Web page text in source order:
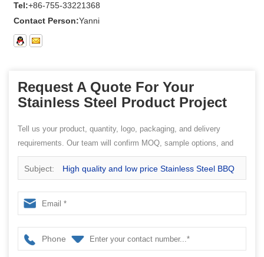
Tel:+86-755-33221368
Contact Person:Yanni
Request A Quote For Your
Stainless Steel Product Project
Tell us your product, quantity, logo, packaging, and delivery
requirements. Our team will confirm MOQ, sample options, and
quotation details.
Subject: High quality and low price Stainless Steel BBQ
Set come from Kitchenware Supplier china
Phone